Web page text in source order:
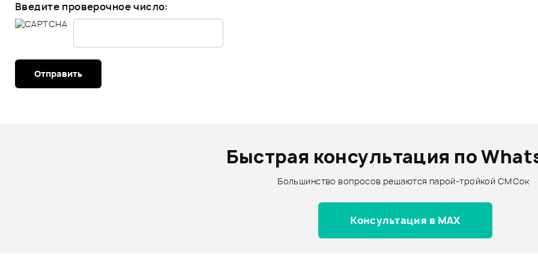
Введите проверочное число:
Отправить
Быстрая консультация по
Большинство вопросов решаются парой-тройкой СМСок
Консультация в MAX